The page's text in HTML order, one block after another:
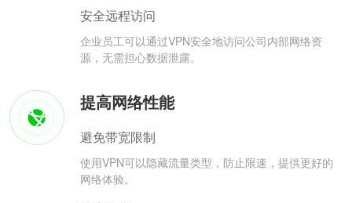
安全远程访问
企业员工可以通过VPN安全地访问公司内部网络资
源，无需担心数据泄露。
提高网络性能
避免带宽限制
使用VPN可以隐藏流量类型，防止限速，提供更好的
网络体验。